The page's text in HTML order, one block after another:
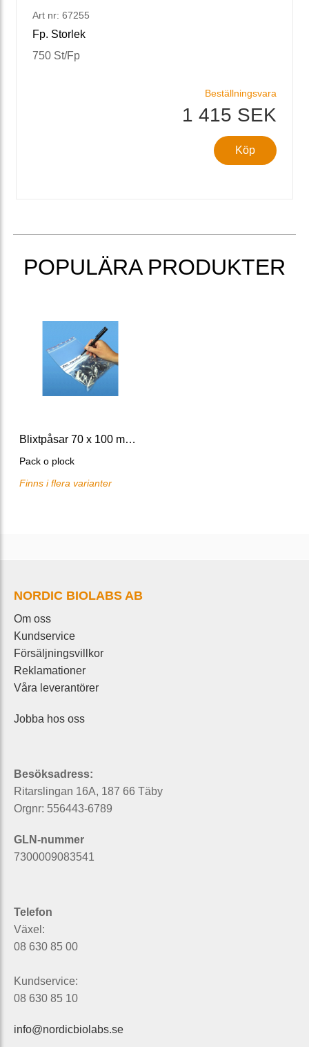
Art nr: 67255
Fp. Storlek
750 St/Fp
Beställningsvara
1 415 SEK
Köp
POPULÄRA PRODUKTER
Blixtpåsar 70 x 100 mm med skrivfält
Pack o plock
Finns i flera varianter
NORDIC BIOLABS AB
Om oss
Kundservice
Försäljningsvillkor
Reklamationer
Våra leverantörer
Jobba hos oss
Besöksadress:
Ritarslingan 16A, 187 66 Täby
Orgnr: 556443-6789
GLN-nummer
7300009083541
Telefon
Växel:
08 630 85 00
Kundservice:
08 630 85 10
info@nordicbiolabs.se